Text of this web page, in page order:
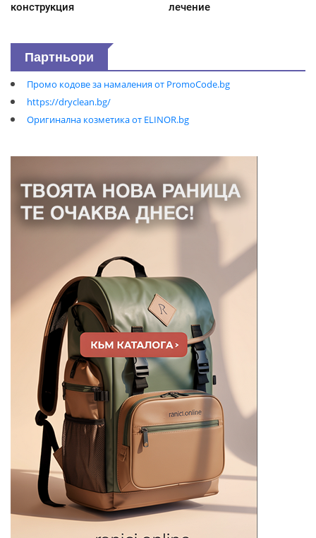
конструкция
лечение
Партньори
Промо кодове за намаления от PromoCode.bg
https://dryclean.bg/
Оригинална козметика от ELINOR.bg